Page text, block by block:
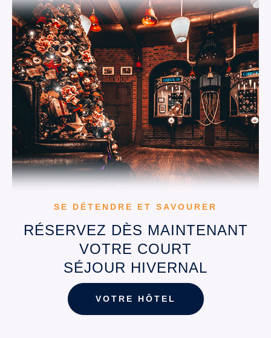
SE DÉTENDRE ET SAVOURER
RÉSERVEZ DÈS MAINTENANT
VOTRE COURT
SÉJOUR HIVERNAL
VOTRE HÔTEL